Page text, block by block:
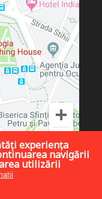
experiența
navigării
utilizării